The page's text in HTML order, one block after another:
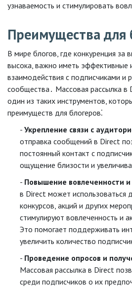
узнаваемость и стимулировать
Преимущества для
В мире блогов, где конкуренция за
высока, важно иметь эффективные
взаимодействия с подписчиками и
сообщества․ Массовая рассылка в
один из таких инструментов,
преимуществ для блогеров⁚
Укрепление связи с
отправка сообщений в Direct
постоянный контакт с
ощущение близости и
Повышение вовлеченности и
в Direct может использоваться
конкурсов, акций и других
стимулируют вовлеченность и
Это помогает поддерживать
увеличить количество
Проведение опросов и
Массовая рассылка в Direct
среди подписчиков о их